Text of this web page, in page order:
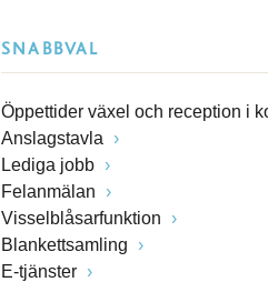
SNABBVAL
Öppettider växel och reception i
Anslagstavla
Lediga jobb
Felanmälan
Visselblåsarfunktion
Blankettsamling
E-tjänster